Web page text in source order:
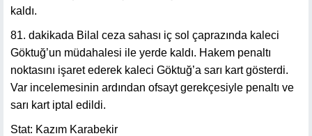
kaldı.
81. dakikada Bilal ceza sahası iç sol çaprazında kaleci
Göktuğ’un müdahalesi ile yerde kaldı. Hakem penaltı
noktasını işaret ederek kaleci Göktuğ’a sarı kart gösterdi.
Var incelemesinin ardından ofsayt gerekçesiyle penaltı ve
sarı kart iptal edildi.
Stat: Kazım Karabekir